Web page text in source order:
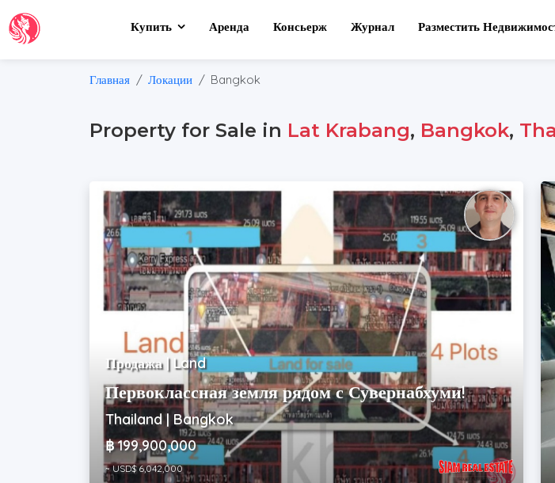
Купить Аренда Консьерж Журнал Разместить
Главная Локации Bangkok
Property for Sale in Lat Krabang, Bangkok,
Продажа | Land
Первоклассная земля рядом с Сувернабхуми!
Thailand | Bangkok
฿ 199,900,000
~ USD$ 6,042,000